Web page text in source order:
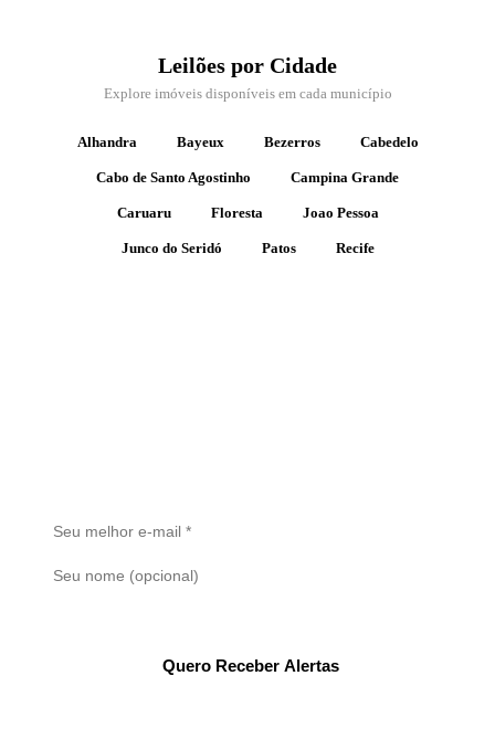
Leilões por Cidade
Explore imóveis disponíveis em cada município
Alhandra Bayeux Bezerros Cabedelo
Cabo de Santo Agostinho Campina Grande
Caruaru Floresta Joao Pessoa
Junco do Seridó Patos Recife
Quero Receber Alertas